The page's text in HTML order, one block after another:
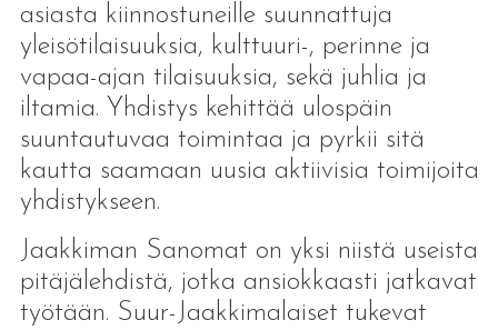
asiasta kiinnostuneille suunnattuja
yleisötilaisuuksia, kulttuuri-, perinne ja
vapaa-ajan tilaisuuksia, sekä juhlia ja
iltamia. Yhdistys kehittää ulospäin
suuntautuvaa toimintaa ja pyrkii sitä
kautta saamaan uusia aktiivisia toimijoita
yhdistykseen.
Jaakkiman Sanomat on yksi niistä useista
pitäjälehdistä, jotka ansiokkaasti jatkavat
työtään. Suur-Jaakkimalaiset tukevat